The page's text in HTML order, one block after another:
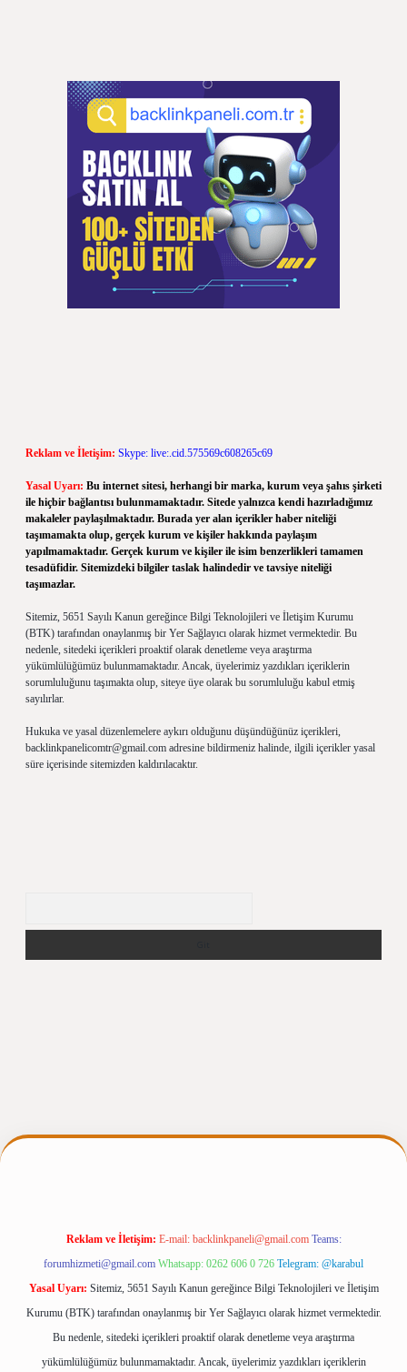
Reklam ve İletişim: Skype: live:.cid.575569c608265c69
Yasal Uyarı: Bu internet sitesi, herhangi bir marka, kurum veya şahıs şirketi
ile hiçbir bağlantısı bulunmamaktadır. Sitede yalnızca kendi hazırladığımız
makaleler paylaşılmaktadır. Burada yer alan içerikler haber niteliği
taşımamakta olup, gerçek kurum ve kişiler hakkında paylaşım
yapılmamaktadır. Gerçek kurum ve kişiler ile isim benzerlikleri tamamen
tesadüfidir. Sitemizdeki bilgiler taslak halindedir ve tavsiye niteliği
taşımazlar.
Sitemiz, 5651 Sayılı Kanun gereğince Bilgi Teknolojileri ve İletişim Kurumu
(BTK) tarafından onaylanmış bir Yer Sağlayıcı olarak hizmet vermektedir. Bu
nedenle, sitedeki içerikleri proaktif olarak denetleme veya araştırma
yükümlülüğümüz bulunmamaktadır. Ancak, üyelerimiz yazdıkları içeriklerin
sorumluluğunu taşımakta olup, siteye üye olarak bu sorumluluğu kabul etmiş
sayılırlar.
Hukuka ve yasal düzenlemelere aykırı olduğunu düşündüğünüz içerikleri,
backlinkpanelicomtr@gmail.com adresine bildirmeniz halinde, ilgili içerikler yasal
süre içerisinde sitemizden kaldırılacaktır.
betexpergir.net
Reklam ve İletişim: E-mail: backlinkpaneli@gmail.com Teams:
forumhizmeti@gmail.com Whatsapp: 0262 606 0 726 Telegram: @karabul
Yasal Uyarı: Sitemiz, 5651 Sayılı Kanun gereğince Bilgi Teknolojileri ve İletişim
Kurumu (BTK) tarafından onaylanmış bir Yer Sağlayıcı olarak hizmet vermektedir.
Bu nedenle, sitedeki içerikleri proaktif olarak denetleme veya araştırma
yükümlülüğümüz bulunmamaktadır. Ancak, üyelerimiz yazdıkları içeriklerin